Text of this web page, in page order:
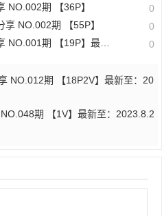
NO.002期 【36P】 0
NO.002期 【55P】 0
期 【19P】最新至：2025.1.6 0
NO.012期 【18P2V】最新至：20
期 【1V】最新至：2023.8.2